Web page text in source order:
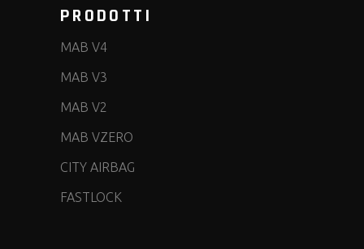
PRODOTTI
MAB V4
MAB V3
MAB V2
MAB VZERO
CITY AIRBAG
FASTLOCK